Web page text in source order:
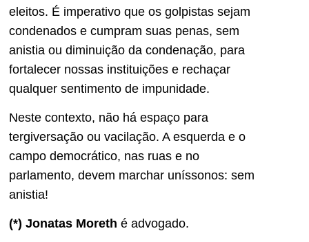
eleitos. É imperativo que os golpistas sejam
condenados e cumpram suas penas, sem
anistia ou diminuição da condenação, para
fortalecer nossas instituições e rechaçar
qualquer sentimento de impunidade.
Neste contexto, não há espaço para
tergiversação ou vacilação. A esquerda e o
campo democrático, nas ruas e no
parlamento, devem marchar uníssonos: sem
anistia!
(*) Jonatas Moreth é advogado.